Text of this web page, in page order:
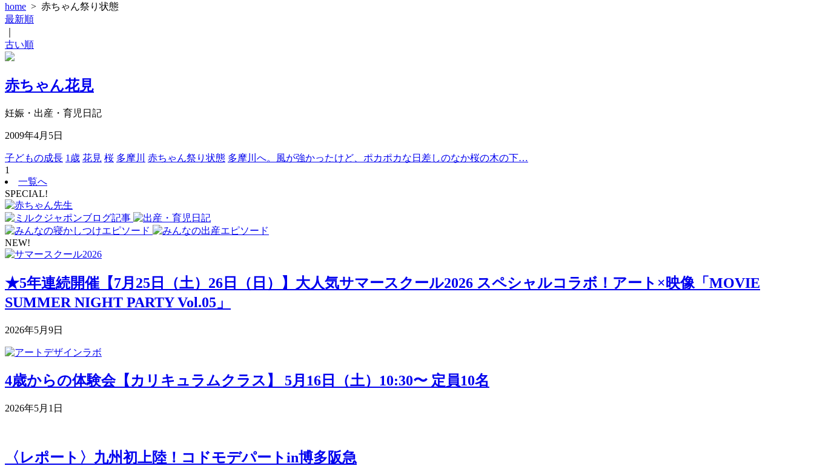
home > 赤ちゃん祭り状態
最新順
古い順
赤ちゃん花見
妊娠・出産・育児日記
2009年4月5日
子どもの成長 1歳 花見 桜 多摩川 赤ちゃん祭り状態 多摩川へ。風が強かったけど、ポカポカな日差しのなか桜の木の下…
1
一覧へ
SPECIAL!
NEW!
★5年連続開催【7月25日（土）26日（日）】大人気サマースクール2026 スペシャルコラボ！アート×映像「MOVIE
SUMMER NIGHT PARTY Vol.05」
2026年5月9日
4歳からの体験会【カリキュラムクラス】 5月16日（土）10:30〜 定員10名
2026年5月1日
〈レポート〉九州初上陸！コドモデパートin博多阪急